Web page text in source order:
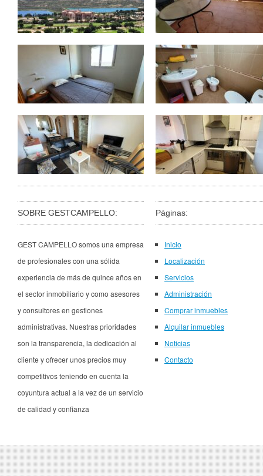
SOBRE GESTCAMPELLO:
GEST CAMPELLO somos una empresa
de profesionales con una sólida
experiencia de más de quince años en
el sector inmobiliario y como asesores
y consultores en gestiones
administrativas. Nuestras prioridades
son la transparencia, la dedicación al
cliente y ofrecer unos precios muy
competitivos teniendo en cuenta la
coyuntura actual a la vez de un servicio
de calidad y confianza
Páginas:
Inicio
Localización
Servicios
Administración
Comprar inmuebles
Alquilar inmuebles
Noticias
Contacto